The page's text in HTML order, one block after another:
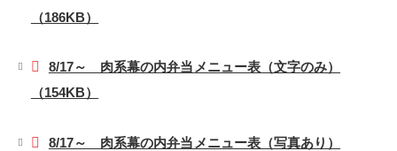
（186KB）
8/17～ 肉系幕の内弁当メニュー表（文字のみ）
（154KB）
8/17～ 肉系幕の内弁当メニュー表（写真あり）